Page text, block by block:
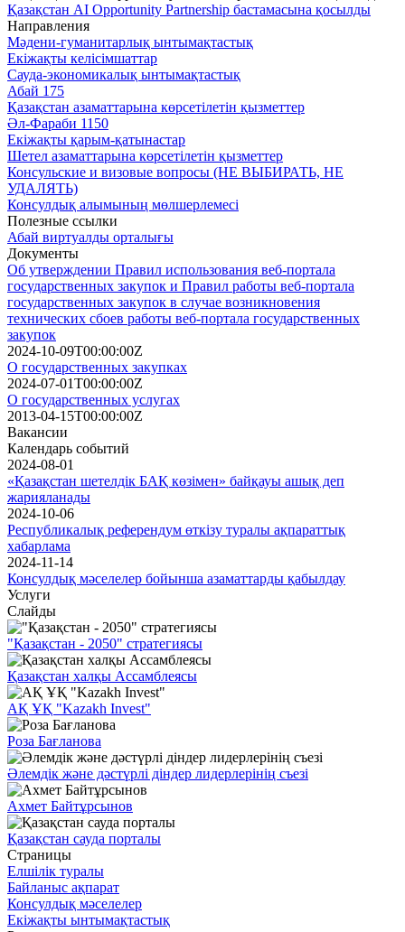
Қазақстан AI Opportunity Partnership бастамасына қосылды
Направления
Мәдени-гуманитарлық ынтымақтастық
Екіжақты келісімшаттар
Сауда-экономикалық ынтымақтастық
Абай 175
Қазақстан азаматтарына көрсетілетін қызметтер
Әл-Фараби 1150
Екіжақты қарым-қатынастар
Шетел азаматтарына көрсетілетін қызметтер
Консульские и визовые вопросы (НЕ ВЫБИРАТЬ, НЕ
УДАЛЯТЬ)
Консулдық алымының мөлшерлемесі
Полезные ссылки
Абай виртуалды орталығы
Документы
Об утверждении Правил использования веб-портала
государственных закупок и Правил работы веб-портала
государственных закупок в случае возникновения
технических сбоев работы веб-портала государственных
закупок
2024-10-09T00:00:00Z
О государственных закупках
2024-07-01T00:00:00Z
О государственных услугах
2013-04-15T00:00:00Z
Вакансии
Календарь событий
2024-08-01
«Қазақстан шетелдік БАҚ көзімен» байқауы ашық деп
жарияланады
2024-10-06
Республикалық референдум өткізу туралы ақпараттық
хабарлама
2024-11-14
Консулдық мәселелер бойынша азаматтарды қабылдау
Услуги
Слайды
"Қазақстан - 2050" стратегиясы
Қазақстан халқы Ассамблеясы
АҚ ҰҚ "Kazakh Invest"
Роза Бағланова
Әлемдік және дәстүрлі діндер лидерлерінің съезі
Ахмет Байтұрсынов
Қазақстан сауда порталы
Страницы
Елшілік туралы
Байланыс ақпарат
Консулдық мәселелер
Екіжақты ынтымақтастық